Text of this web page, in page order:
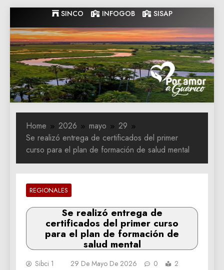
to
content
SINCO INFOGOB SISAP
Gobernacion
de Guarico
Gobernacion de Guarico
Home 2026 mayo
29
Se realizó entrega de certificados del primer
curso para el plan de formación de salud mental
REGIONALES
Se realizó entrega de
certificados del primer curso
para el plan de formación de
salud mental
Sibci 1 29 De Mayo De 2026 0
2